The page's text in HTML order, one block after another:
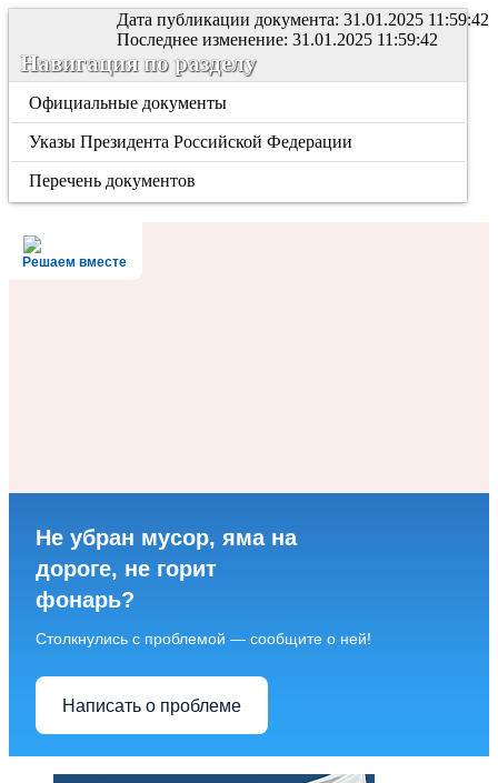
Дата публикации документа: 31.01.2025 11:59:42
Последнее изменение: 31.01.2025 11:59:42
Навигация по разделу
Официальные документы
Указы Президента Российской Федерации
Перечень документов
Решаем вместе
Не убран мусор, яма на
дороге, не горит
фонарь?
Столкнулись с проблемой — сообщите о ней!
Написать о проблеме